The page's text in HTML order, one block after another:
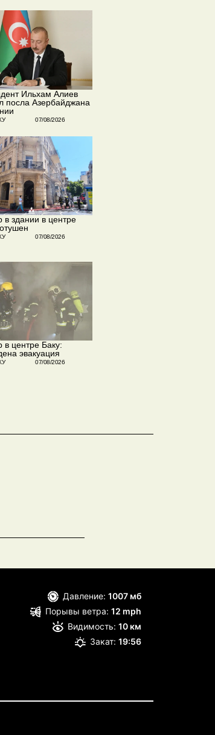
Ильхам Алиев
посла Азербайджана
07/08/2026
в здании в центре
07/08/2026
в центре Баку:
эвакуация
07/08/2026
Давление: 1007 мб
Порывы ветра: 12 mph
Видимость: 10 км
Закат: 19:56